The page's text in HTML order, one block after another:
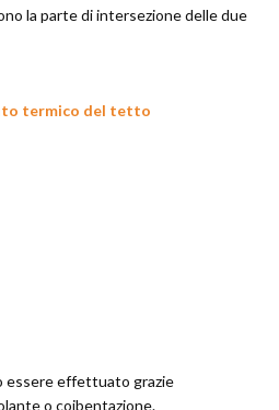
la parte di intersezione delle due
termico del tetto
essere effettuato grazie
o coibentazione.